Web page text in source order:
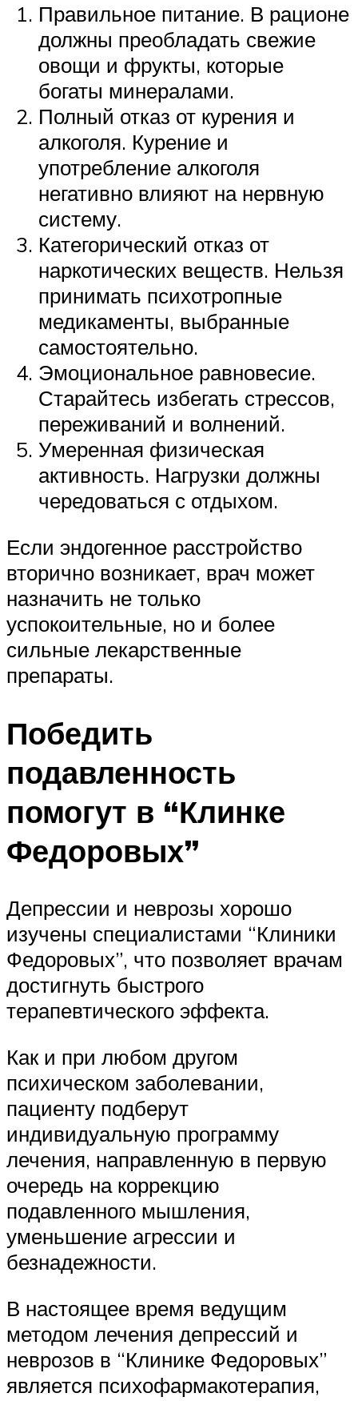
Правильное питание. В рационе
должны преобладать свежие
овощи и фрукты, которые
богаты минералами.
Полный отказ от курения и
алкоголя. Курение и
употребление алкоголя
негативно влияют на нервную
систему.
Категорический отказ от
наркотических веществ. Нельзя
принимать психотропные
медикаменты, выбранные
самостоятельно.
Эмоциональное равновесие.
Старайтесь избегать стрессов,
переживаний и волнений.
Умеренная физическая
активность. Нагрузки должны
чередоваться с отдыхом.
Если эндогенное расстройство
вторично возникает, врач может
назначить не только
успокоительные, но и более
сильные лекарственные
препараты.
Победить
подавленность
помогут в “Клинке
Федоровых”
Депрессии и неврозы хорошо
изучены специалистами “Клиники
Федоровых”, что позволяет врачам
достигнуть быстрого
терапевтического эффекта.
Как и при любом другом
психическом заболевании,
пациенту подберут
индивидуальную программу
лечения, направленную в первую
очередь на коррекцию
подавленного мышления,
уменьшение агрессии и
безнадежности.
В настоящее время ведущим
методом лечения депрессий и
неврозов в “Клинике Федоровых”
является психофармакотерапия,